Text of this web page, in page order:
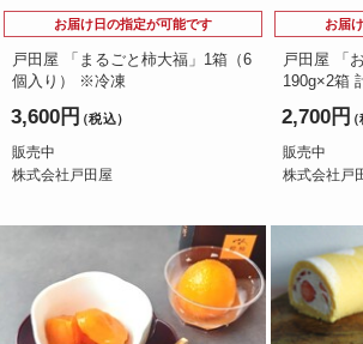
お届け日の指定が可能です
戸田屋 「まるごと柿大福」1箱（6
個入り） ※冷凍
3,600円（税込）
販売中
株式会社戸田屋
お届
戸田屋 「
190g×2箱
2,700円（
販売中
株式会社戸